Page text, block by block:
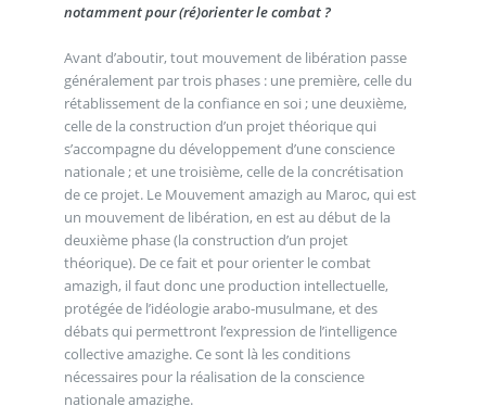
notamment pour (ré)orienter le combat ?
Avant d’aboutir, tout mouvement de libération passe
généralement par trois phases : une première, celle du
rétablissement de la confiance en soi ; une deuxième,
celle de la construction d’un projet théorique qui
s’accompagne du développement d’une conscience
nationale ; et une troisième, celle de la concrétisation
de ce projet. Le Mouvement amazigh au Maroc, qui est
un mouvement de libération, en est au début de la
deuxième phase (la construction d’un projet
théorique). De ce fait et pour orienter le combat
amazigh, il faut donc une production intellectuelle,
protégée de l’idéologie arabo-musulmane, et des
débats qui permettront l’expression de l’intelligence
collective amazighe. Ce sont là les conditions
nécessaires pour la réalisation de la conscience
nationale amazighe.